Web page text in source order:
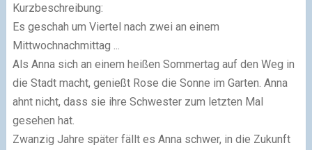
Kurzbeschreibung:
Es geschah um Viertel nach zwei an einem
Mittwochnachmittag ...
Als Anna sich an einem heißen Sommertag auf den Weg in
die Stadt macht, genießt Rose die Sonne im Garten. Anna
ahnt nicht, dass sie ihre Schwester zum letzten Mal
gesehen hat.
Zwanzig Jahre später fällt es Anna schwer, in die Zukunft